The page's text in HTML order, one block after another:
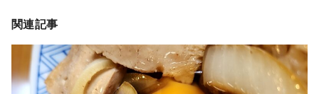
関連記事